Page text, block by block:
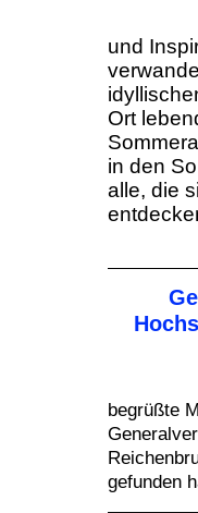
und
Ort
in den
alle, die
begrüßte
gefunden